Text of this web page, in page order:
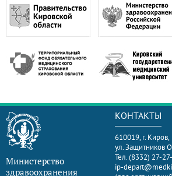
Министерство
здравоохранения
КОНТАКТЫ
610019, г. Киров,
ул. Защитников
Тел. (8332) 27-
ip-